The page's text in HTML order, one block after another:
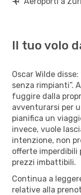
Il tuo volo
Oscar Wilde
senza rimpianti”.
fuggire dalla
avventurarsi per
pianifica un
invece, vuole
intenzione, non
offerte imperdibili
prezzi imbattibili.
Continua a
relative alla